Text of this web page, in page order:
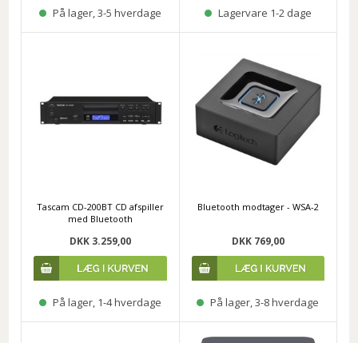
På lager, 3-5 hverdage Lagervare 1-2 dage
Tascam CD-200BT CD afspiller
med Bluetooth
DKK 3.259,00
På lager, 1-4 hverdage
Bluetooth modtager - WSA-2
DKK 769,00
På lager, 3-8 hverdage